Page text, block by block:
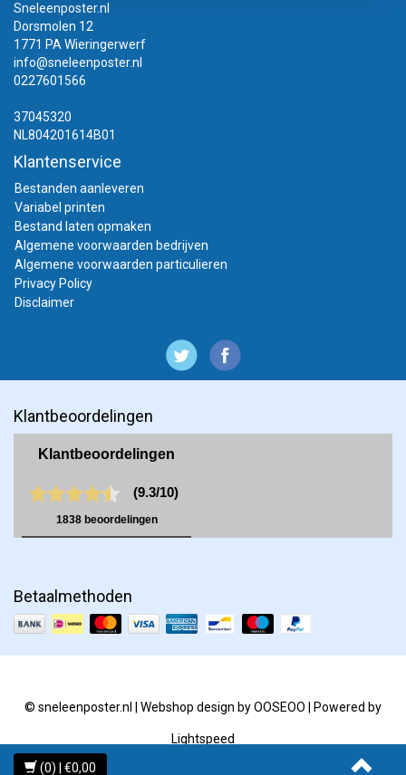
Sneleenposter.nl
Dorsmolen 12
1771 PA Wieringerwerf
info@sneleenposter.nl
0227601566
37045320
NL804201614B01
Klantenservice
Bestanden aanleveren
Variabel printen
Bestand laten opmaken
Algemene voorwaarden bedrijven
Algemene voorwaarden particulieren
Privacy Policy
Disclaimer
Klantbeoordelingen
Betaalmethoden
© sneleenposter.nl | Webshop design byOOSEOO | Powered by
Lightspeed
(0) | €0,00